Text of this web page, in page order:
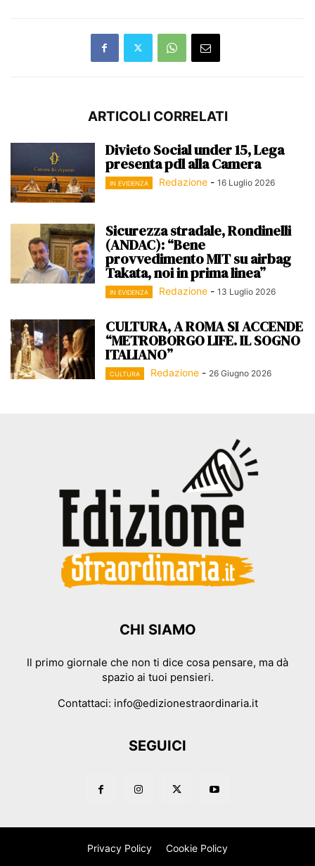
ARTICOLI CORRELATI
Divieto Social under 15, Lega
presenta pdl alla Camera
IN EVIDENZA Redazione - 16 Luglio 2026
Sicurezza stradale, Rondinelli
(ANDAC): “Bene
provvedimento MIT su airbag
Takata, noi in prima linea”
IN EVIDENZA Redazione - 13 Luglio 2026
CULTURA, A ROMA SI ACCENDE
“METROBORGO LIFE. IL SOGNO
ITALIANO”
CULTURA Redazione - 26 Giugno 2026
CHI SIAMO
Il primo giornale che non ti dice cosa pensare, ma dà
spazio ai tuoi pensieri.
Contattaci: info@edizionestraordinaria.it
SEGUICI
Privacy Policy Cookie Policy